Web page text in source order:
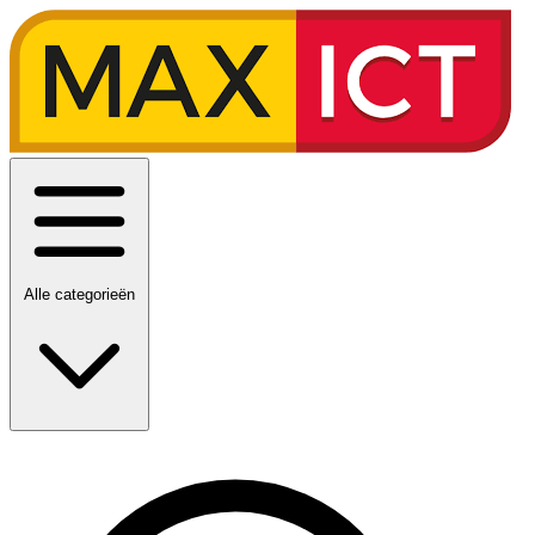
Alle categorieën